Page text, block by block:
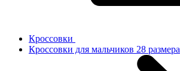
Кроссовки
Кроссовки для мальчиков 28 размера